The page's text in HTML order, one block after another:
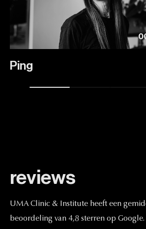
Ping
reviews
UMA Clinic & Institute heeft een
beoordeling van 4,8 sterren op Google.